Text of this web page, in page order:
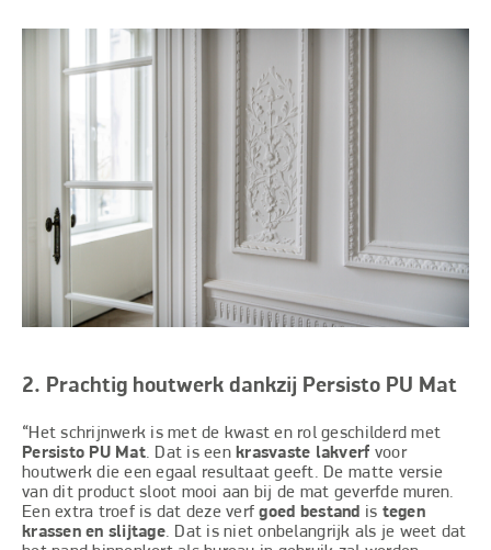
2. Prachtig houtwerk dankzij Persisto PU Mat
“Het schrijnwerk is met de kwast en rol geschilderd met
Persisto PU Mat. Dat is eenkrasvaste lakverf voor
houtwerk die een egaal resultaat geeft. De matte versie
van dit product sloot mooi aan bij de mat geverfde muren.
Een extra troef is dat deze verfgoed bestand is tegen
krassen en slijtage. Dat is niet onbelangrijk als je weet dat